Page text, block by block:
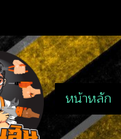
หน้าหลัก